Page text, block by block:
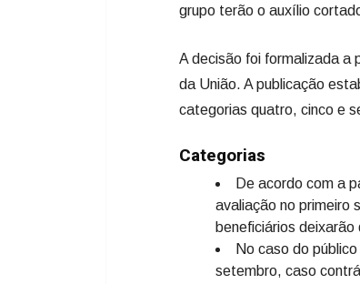
grupo terão o auxílio
A decisão foi formalizada a
da União. A publicação
categorias quatro, cinco e
Categorias
De acordo com a
avaliação no primeiro
beneficiários
No caso do
setembro, caso